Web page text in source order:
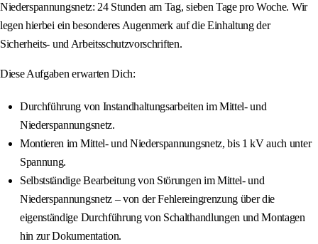
Niederspannungsnetz: 24 Stunden am Tag, sieben Tage pro Woche. Wir
legen hierbei ein besonderes Augenmerk auf die Einhaltung der
Sicherheits- und Arbeitsschutzvorschriften.
Diese Aufgaben erwarten Dich:
Durchführung von Instandhaltungsarbeiten im Mittel- und
Niederspannungsnetz.
Montieren im Mittel- und Niederspannungsnetz, bis 1 kV auch unter
Spannung.
Selbstständige Bearbeitung von Störungen im Mittel- und
Niederspannungsnetz – von der Fehlereingrenzung über die
eigenständige Durchführung von Schalthandlungen und Montagen
hin zur Dokumentation.